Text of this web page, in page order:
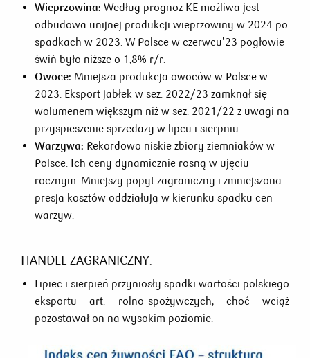
Wieprzowina: Według prognoz KE możliwa jest
odbudowa unijnej produkcji wieprzowiny w 2024 po
spadkach w 2023. W Polsce w czerwcu’23 pogłowie
świń było niższe o 1,8% r/r.
Owoce: Mniejsza produkcja owoców w Polsce w
2023. Eksport jabłek w sez. 2022/23 zamknął się
wolumenem większym niż w sez. 2021/22 z uwagi na
przyspieszenie sprzedaży w lipcu i sierpniu.
Warzywa: Rekordowo niskie zbiory ziemniaków w
Polsce. Ich ceny dynamicznie rosną w ujęciu
rocznym. Mniejszy popyt zagraniczny i zmniejszona
presja kosztów oddziałują w kierunku spadku cen
warzyw.
HANDEL ZAGRANICZNY:
Lipiec i sierpień przyniosły spadki wartości polskiego
eksportu art. rolno-spożywczych, choć wciąż
pozostawał on na wysokim poziomie.